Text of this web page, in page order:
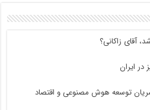
آقای زاکانی؟
در ایران
شریان توسعه هوش مصنوعی و اقتصاد